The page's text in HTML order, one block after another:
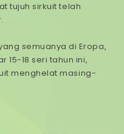
tujuh sirkuit telah
semuanya di Eropa,
15-18 seri tahun ini,
menghelat masing-